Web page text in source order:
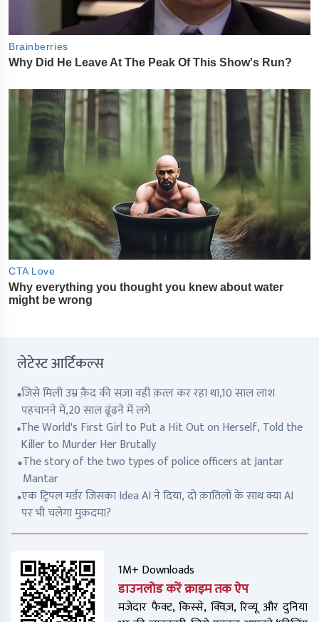
लेटेस्ट आर्टिकल्स
जिसे मिली उम्र क़ैद की सज़ा वही क़त्ल कर रहा था,10 साल लाश
पहचानने में,20 साल ढूंढने में लगे
The World's First Girl to Put a Hit Out on Herself, Told the
Killer to Murder Her Brutally
The story of the two types of police officers at Jantar
Mantar
एक ट्रिपल मर्डर जिसका Idea AI ने दिया, दो क़ातिलों के साथ क्या AI
पर भी चलेगा मुक़दमा?
1M+ Downloads
डाउनलोड करें क्राइम तक ऐप
मजेदार फैक्ट, किस्से, क्विज़, रिव्यू और दुनिया